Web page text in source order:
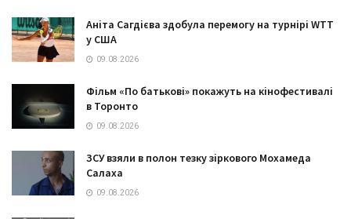
Аніта Сагдієва здобула перемогу на турнірі WTT
у США
09.08.2026
Фільм «По батькові» покажуть на кінофестивалі
в Торонто
09.08.2026
ЗСУ взяли в полон тезку зіркового Мохамеда
Салаха
09.08.2026